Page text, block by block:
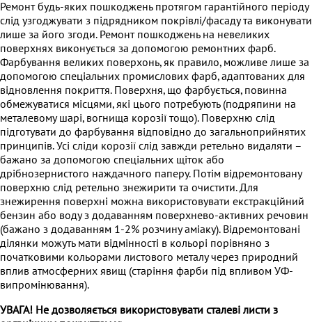
Ремонт будь-яких пошкоджень протягом гарантійного періоду
слід узгоджувати з підрядником покрівлі/фасаду та виконувати
лише за його згоди. Ремонт пошкоджень на невеликих
поверхнях виконується за допомогою ремонтних фарб.
Фарбування великих поверхонь, як правило, можливе лише за
допомогою спеціальних промислових фарб, адаптованих для
відновлення покриття. Поверхня, що фарбується, повинна
обмежуватися місцями, які цього потребують (подряпини на
металевому шарі, вогнища корозії тощо). Поверхню слід
підготувати до фарбування відповідно до загальноприйнятих
принципів. Усі сліди корозії слід завжди ретельно видаляти –
бажано за допомогою спеціальних щіток або
дрібнозернистого наждачного паперу. Потім відремонтовану
поверхню слід ретельно знежирити та очистити. Для
знежирення поверхні можна використовувати екстракційний
бензин або воду з додаванням поверхнево-активних речовин
(бажано з додаванням 1-2% розчину аміаку). Відремонтовані
ділянки можуть мати відмінності в кольорі порівняно з
початковими кольорами листового металу через природний
вплив атмосферних явищ (старіння фарби під впливом УФ-
випромінювання).
УВАГА! Не дозволяється використовувати сталеві листи з